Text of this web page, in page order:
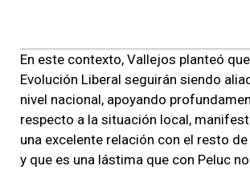
En este contexto, Vallejos planteó
Evolución Liberal seguirán siendo
nivel nacional, apoyando
respecto a la situación local,
una excelente relación con el resto
y que es una lástima que con Peluc